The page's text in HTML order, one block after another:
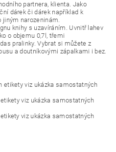
partnera, klienta. Jako
dárek či dárek například k
narozeninám.
knihy s uzavíráním. Uvnitř lahev
o objemu 0,7l, třemi
pralinky.Vybrat si můžete z
a doutníkovými zápalkami i bez.
etikety viz ukázka samostatných
viz ukázka samostatných
viz ukázka samostatných